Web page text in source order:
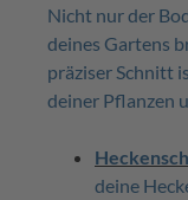
Nicht nur der
deines Gartens
präziser Schnitt
deiner Pflanzen
deine